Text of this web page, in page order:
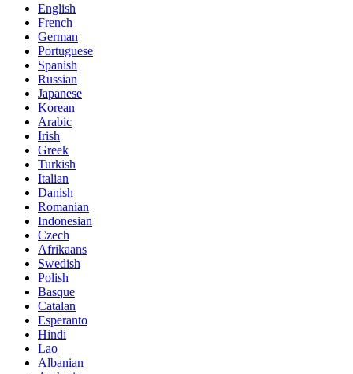
English
French
German
Portuguese
Spanish
Russian
Japanese
Korean
Arabic
Irish
Greek
Turkish
Italian
Danish
Romanian
Indonesian
Czech
Afrikaans
Swedish
Polish
Basque
Catalan
Esperanto
Hindi
Lao
Albanian